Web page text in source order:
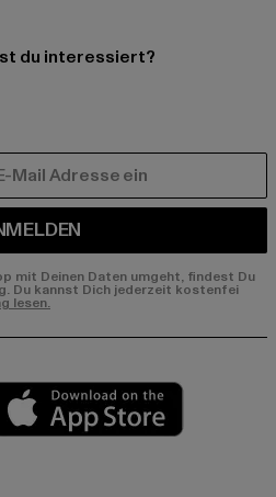
du interessiert?
mit Deinen Daten umgeht, findest Du
Du kannst Dich jederzeit kostenfei
lesen.
market